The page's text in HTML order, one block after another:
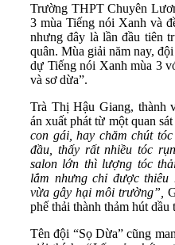
Trường THPT Chuyên
3 mùa Tiếng nói Xanh và
nhưng đây là lần đầu tiên
quân. Mùa giải năm nay,
dự Tiếng nói Xanh mùa 3
và sơ dừa”.
Trà Thị Hậu Giang, thành
án xuất phát từ một quan
con gái, hay chăm chút
đầu, thấy rất nhiều tóc
salon lớn thì lượng tóc
lắm nhưng chỉ được
vừa gây hại môi trường”,
phế thải thành thảm hút dầu
Tên đội “Sọ Dừa” cũng